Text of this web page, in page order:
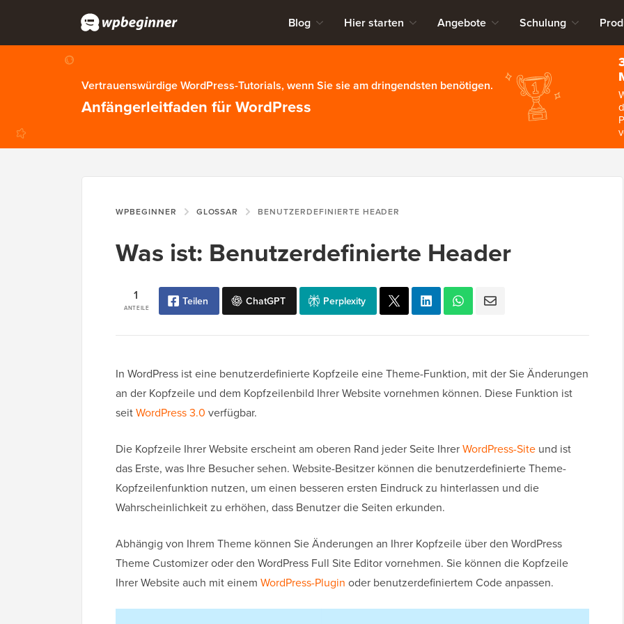
Blog Hier starten Angebote Schulung
Vertrauenswürdige WordPress-Tutorials, wenn Sie sie am dringendsten benötigen.
Anfängerleitfaden für WordPress
WPBEGINNER GLOSSAR BENUTZERDEFINIERTE HEADER
Was ist: Benutzerdefinierte Header
ANTEILE
1 Teilen ChatGPT Perplexity
In WordPress ist eine benutzerdefinierte Kopfzeile eine Theme-Funktion, mit der Sie Änderungen
an der Kopfzeile und dem Kopfzeilenbild Ihrer Website vornehmen können. Diese Funktion ist
seitWordPress 3.0 verfügbar.
Die Kopfzeile Ihrer Website erscheint am oberen Rand jeder Seite IhrerWordPress-Site und ist
das Erste, was Ihre Besucher sehen. Website-Besitzer können die benutzerdefinierte Theme-
Kopfzeilenfunktion nutzen, um einen besseren ersten Eindruck zu hinterlassen und die
Wahrscheinlichkeit zu erhöhen, dass Benutzer die Seiten erkunden.
Abhängig von Ihrem Theme können Sie Änderungen an Ihrer Kopfzeile über den WordPress
Theme Customizer oder den WordPress Full Site Editor vornehmen. Sie können die Kopfzeile
Ihrer Website auch mit einem WordPress-Plugin oder benutzerdefiniertem Code anpassen.